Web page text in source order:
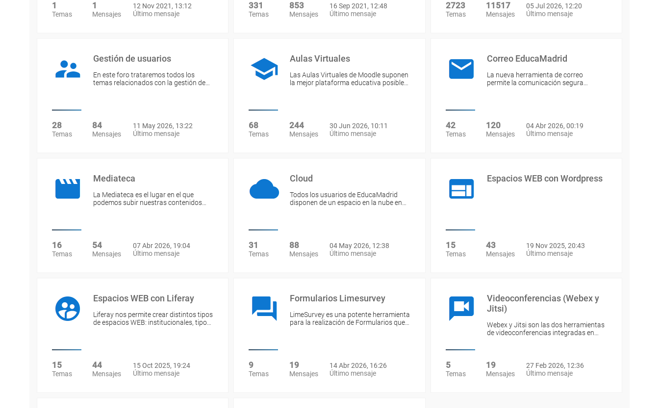
1
Temas
1
Mensajes
12 Nov 2021, 13:12
Último mensaje
331
Temas
853
Mensajes
16 Sep 2021, 12:48
Último mensaje
2723
Temas
11517
Mensajes
05 Jul 2026, 12:20
Último mensaje
Gestión de usuarios
En este foro trataremos todos los
temas relacionados con la gestión de…
28
Temas
84
Mensajes
11 May 2026, 13:22
Último mensaje
Aulas Virtuales
Las Aulas Virtuales de Moodle suponen
la mejor plataforma educativa posible…
68
Temas
244
Mensajes
30 Jun 2026, 10:11
Último mensaje
Correo EducaMadrid
La nueva herramienta de correo
permite la comunicación segura…
42
Temas
120
Mensajes
04 Abr 2026, 00:19
Último mensaje
Mediateca
La Mediateca es el lugar en el que
podemos subir nuestras contenidos…
16
Temas
54
Mensajes
07 Abr 2026, 19:04
Último mensaje
Cloud
Todos los usuarios de EducaMadrid
disponen de un espacio en la nube en…
31
Temas
88
Mensajes
04 May 2026, 12:38
Último mensaje
Espacios WEB con Wordpress
15
Temas
43
Mensajes
19 Nov 2025, 20:43
Último mensaje
Espacios WEB con Liferay
Liferay nos permite crear distintos tipos
de espacios WEB: institucionales, tipo…
15
Temas
44
Mensajes
15 Oct 2025, 19:24
Último mensaje
Formularios Limesurvey
LimeSurvey es una potente herramienta
para la realización de Formularios que…
9
Temas
19
Mensajes
14 Abr 2026, 16:26
Último mensaje
Videoconferencias (Webex y
Jitsi)
Webex y Jitsi son las dos herramientas
de videoconferencias integradas en…
5
Temas
19
Mensajes
27 Feb 2026, 12:36
Último mensaje